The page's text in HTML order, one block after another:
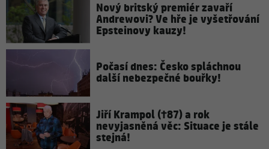
Nový britský premiér zavaří
Andrewovi? Ve hře je vyšetřování
Epsteinovy kauzy!
Počasí dnes: Česko spláchnou
další nebezpečné bouřky!
Jiří Krampol (†87) a rok
nevyjasněná věc: Situace je stále
stejná!